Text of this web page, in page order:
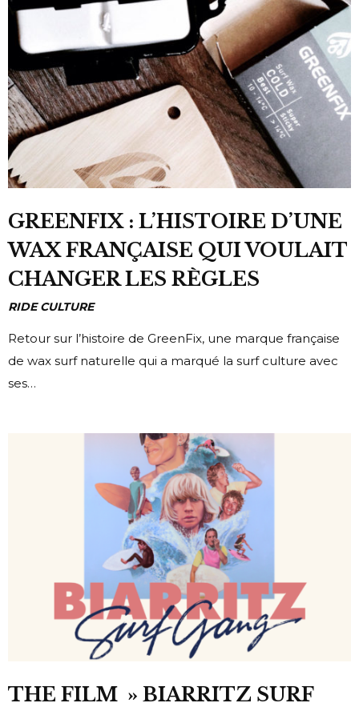
GREENFIX : L’HISTOIRE D’UNE
WAX FRANÇAISE QUI VOULAIT
CHANGER LES RÈGLES
RIDE CULTURE
Retour sur l’histoire de GreenFix, une marque française
de wax surf naturelle qui a marqué la surf culture avec
ses…
THE FILM » BIARRITZ SURF